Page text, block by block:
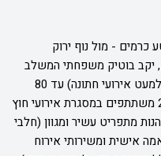
- מול נוף ירוק
יקב בוטיק משפחתי המשלב
בתוכו מרכז מבקרים לאירועים קטנים (למעט אירועי חתונה) עד 80
משתתפים בתוך החלל המקורה ועד 200 משתתפים במסגרת אירועי חוץ
מתפריט עשיר ומגוון (חלבי
אישית ומשירותי אירוח